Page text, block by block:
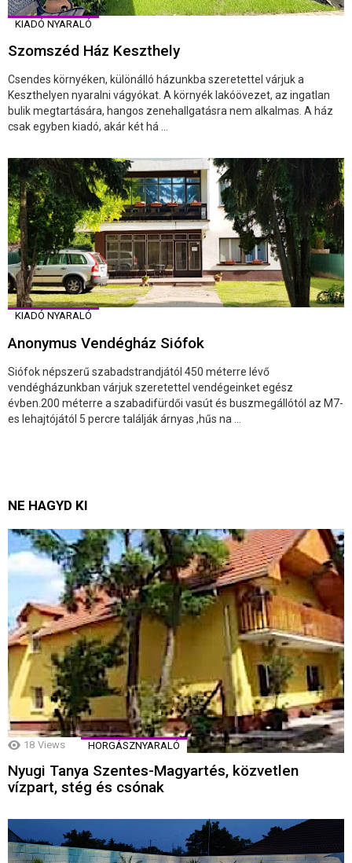
KIADÓ NYARALÓ
Szomszéd Ház Keszthely
Csendes környéken, különálló házunkba szeretettel várjuk a
Keszthelyen nyaralni vágyókat. A környék lakóövezet, az ingatlan
bulik megtartására, hangos zenehallgatásra nem alkalmas. A ház
csak egyben kiadó, akár két há ...
KIADÓ NYARALÓ
Anonymus Vendégház Siófok
Siófok népszerű szabadstrandjától 450 méterre lévő
vendégházunkban várjuk szeretettel vendégeinket egész
évben.200 méterre a szabadifürdői vasút és buszmegállótól az M7-
es lehajtójától 5 percre találják árnyas ,hűs na ...
NE HAGYD KI
18 Views HORGÁSZNYARALÓ
Nyugi Tanya Szentes-Magyartés, közvetlen
vízpart, stég és csónak